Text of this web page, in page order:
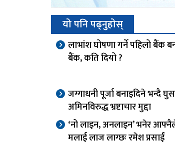
यो पनि पढ्नुहोस्
लाभांश घोषणा गर्ने पहिलो बैंक
बैंक, कति दियो ?
जग्गाधनी पूर्जा बनाइदिने भन्दै
अमिनविरुद्ध भ्रष्टाचार मुद्दा
‘नो लाइन, अनलाइन’ भनेर
मलाई लाज लाग्छः रमेश प्रसाईं